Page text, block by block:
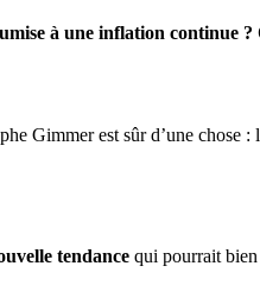
à une inflation continue
Gimmer est sûr d’une chose :
tendance qui pourrait